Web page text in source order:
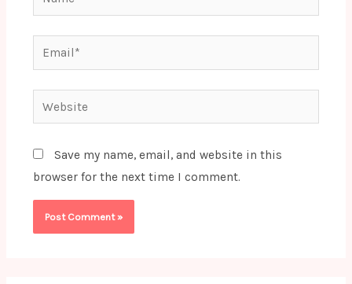
Email*
Website
Save my name, email, and website in this
browser for the next time I comment.